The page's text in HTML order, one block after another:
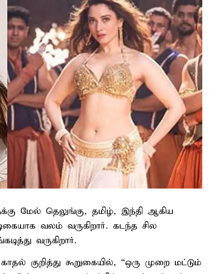
மேல் தெலுங்கு, தமிழ், இந்தி ஆகிய
வலம் வருகிறார். கடந்த சில
வருகிறார்.
குறித்து கூறுகையில், “ஒரு முறை மட்டும்